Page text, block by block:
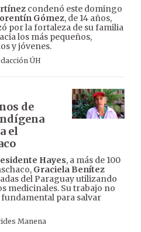
condenó este domingo
Gómez, de 14 años,
por la fortaleza de su familia
los más pequeños,
y jóvenes.
ÚH
de
el
Hayes, a más de 100
Graciela Benítez
del Paraguay utilizando
medicinales. Su trabajo no
para salvar
Manena